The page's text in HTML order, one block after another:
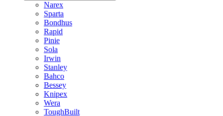
Narex
Sparta
Bondhus
Rapid
Pinie
Sola
Irwin
Stanley
Bahco
Bessey
Knipex
Wera
ToughBuilt